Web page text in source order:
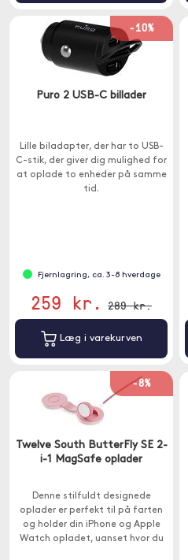
-10%
Puro 2 USB-C billader
Lille biladapter, der har to USB-
C-stik, der giver dig mulighed for
at oplade to enheder på samme
tid.
Fjernlagring, ca. 3-8 hverdage
259 kr. 289 kr.
Læg i varekurven
-8%
Twelve South ButterFly SE 2-
i-1 MagSafe oplader
Denne stilfuldt designede
oplader er perfekt til på farten
og holder din iPhone og Apple
Watch opladet, uanset hvor du